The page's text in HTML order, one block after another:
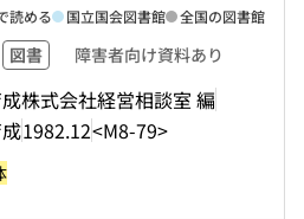
図書 障害者向け資料あり
株式会社経営相談室 編
1982.12<M8-79>
読める 国立国会図書館 全国の図書館